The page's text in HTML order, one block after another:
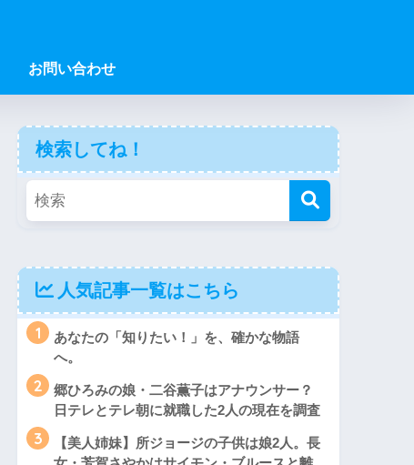
お問い合わせ
検索してね！
人気記事一覧はこちら
1
あなたの「知りたい！」を、確かな物語
へ。
2
郷ひろみの娘・二谷薫子はアナウンサー？
日テレとテレ朝に就職した2人の現在を調査
3
【美人姉妹】所ジョージの子供は娘2人。長